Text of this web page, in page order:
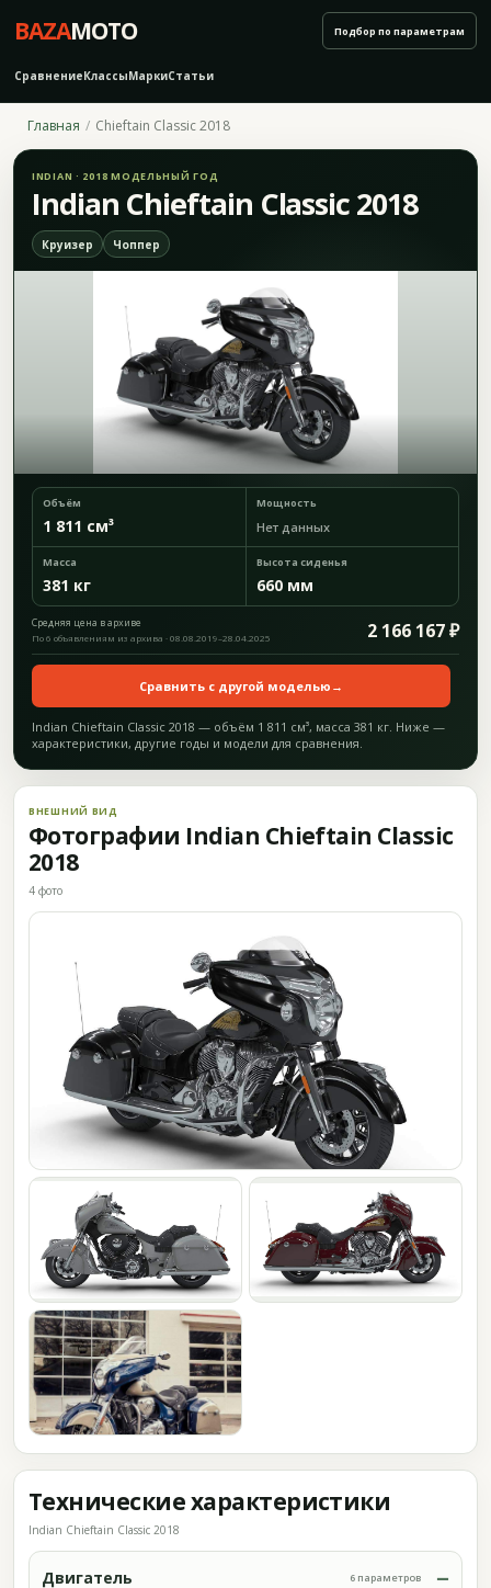
BAZAMOTO
СравнениеКлассыМаркиСтатьи
Подбор по параметрам
Главная Chieftain Classic 2018
INDIAN · 2018 МОДЕЛЬНЫЙ ГОД
Indian Chieftain Classic 2018
Круизер Чоппер
Объём
1 811 см³
Мощность
Нет данных
Масса
381 кг
Высота сиденья
660 мм
Средняя цена в архиве 2 166 167 ₽
По 6 объявлениям из архива · 08.08.2019–28.04.2025
Сравнить с другой моделью →
Indian Chieftain Classic 2018 — объём 1 811 см³, масса 381 кг. Ниже —
характеристики, другие годы и модели для сравнения.
ВНЕШНИЙ ВИД
Фотографии Indian Chieftain Classic
2018
4 фото
Технические характеристики
Indian Chieftain Classic 2018
Двигатель 6 параметров